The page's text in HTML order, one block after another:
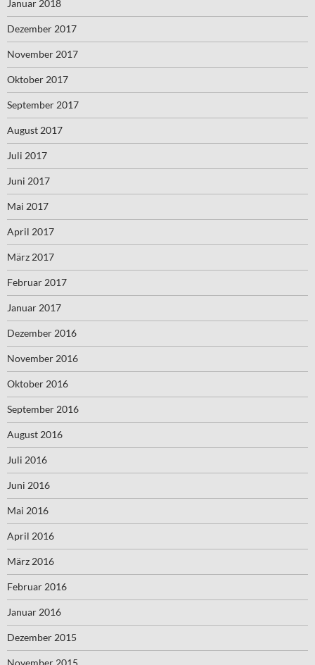
Januar 2018
Dezember 2017
November 2017
Oktober 2017
September 2017
August 2017
Juli 2017
Juni 2017
Mai 2017
April 2017
März 2017
Februar 2017
Januar 2017
Dezember 2016
November 2016
Oktober 2016
September 2016
August 2016
Juli 2016
Juni 2016
Mai 2016
April 2016
März 2016
Februar 2016
Januar 2016
Dezember 2015